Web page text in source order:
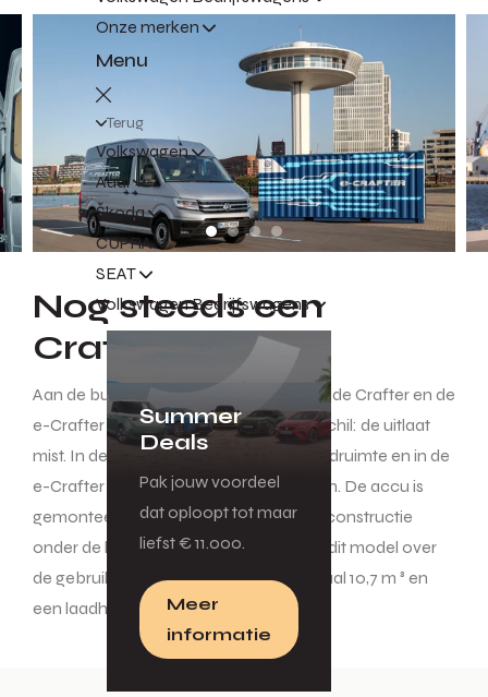
Onze merken
Menu
Terug
Volkswagen
Audi
Škoda
CUPRA
SEAT
Volkswagen Bedrijfswagens
Summer
Deals
Pak jouw voordeel
dat oploopt tot maar
liefst € 11.000.
Meer
informatie
Nog steeds een
Crafter
Aan de buitenkant is het verschil tussen de Crafter en de
e-Crafter minimaal. Een belangrijk verschil: de uitlaat
mist. In de Crafter draait hem om de laadruimte en in de
e-Crafter hoef je daar niet van te missen. De accu is
gemonteerd in een ruimtebesparende constructie
onder de laadvloer. Daardoor beschikt dit model over
de gebruikelijke laadruimte van maximaal 10,7 m ³ en
een laadhoogte van 1861 mm.